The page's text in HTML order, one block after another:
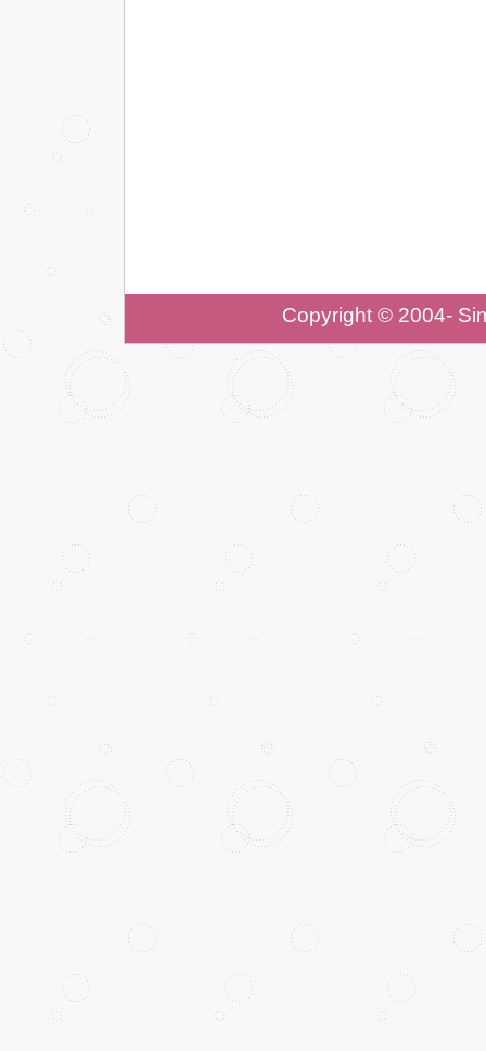
Copyright © 2004-